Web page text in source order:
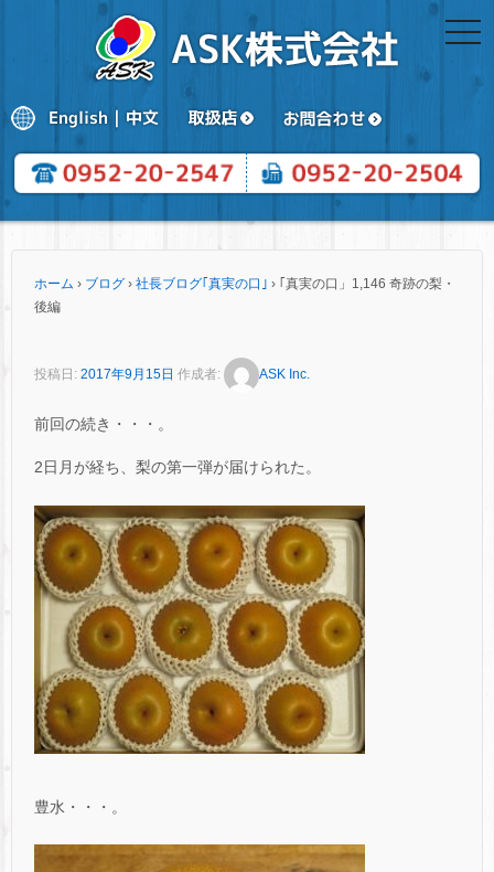
ホーム › ブログ › 社長ブログ｢真実の口｣ › ｢真実の口」1,146 奇跡の梨・
後編
投稿日: 2017年9月15日 作成者: ASK Inc.
前回の続き・・・。
2日月が経ち、梨の第一弾が届けられた。
豊水・・・。